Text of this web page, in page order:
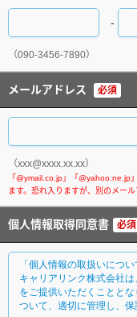
-
（090-3456-7890）
メールアドレス 必須
（xxx@xxxx.xx.xx）
個人情報取得同意書 必須